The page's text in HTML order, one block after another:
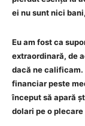
ei nu sunt nici
Eu am fost ca
extraordinară, de
dacă ne calificam.
financiar peste
început să apară
dolari pe o plecare